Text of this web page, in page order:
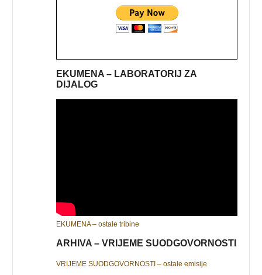
EKUMENA – LABORATORIJ ZA
DIJALOG
EKUMENA – ostale tribine
ARHIVA – VRIJEME SUODGOVORNOSTI
VRIJEME SUODGOVORNOSTI – ostale emisije